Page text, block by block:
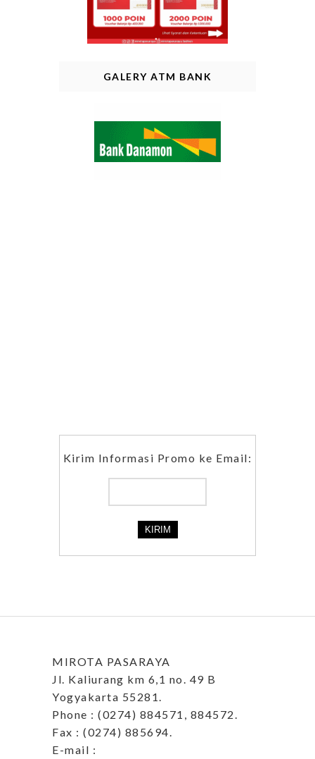
GALERY ATM BANK
Kirim Informasi Promo ke Email:
MIROTA PASARAYA
Jl. Kaliurang km 6,1 no. 49 B
Yogyakarta 55281.
Phone : (0274) 884571, 884572.
Fax : (0274) 885694.
E-mail :